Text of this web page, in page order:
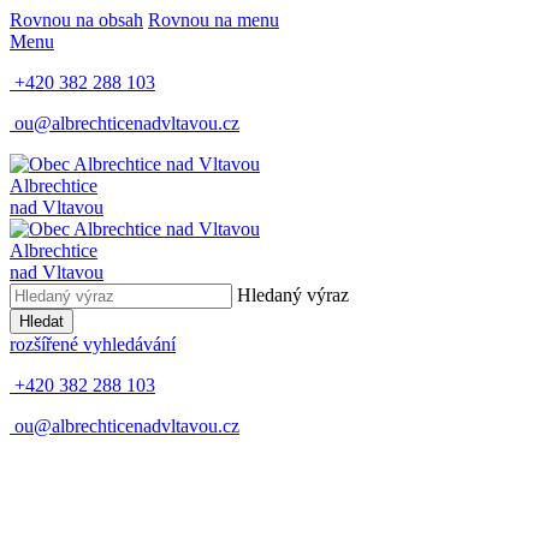
Rovnou na obsah Rovnou na menu
Menu
+420 382 288 103
ou@albrechticenadvltavou.cz
Albrechtice
nad Vltavou
Albrechtice
nad Vltavou
Hledaný výraz
Hledat
rozšířené vyhledávání
+420 382 288 103
ou@albrechticenadvltavou.cz